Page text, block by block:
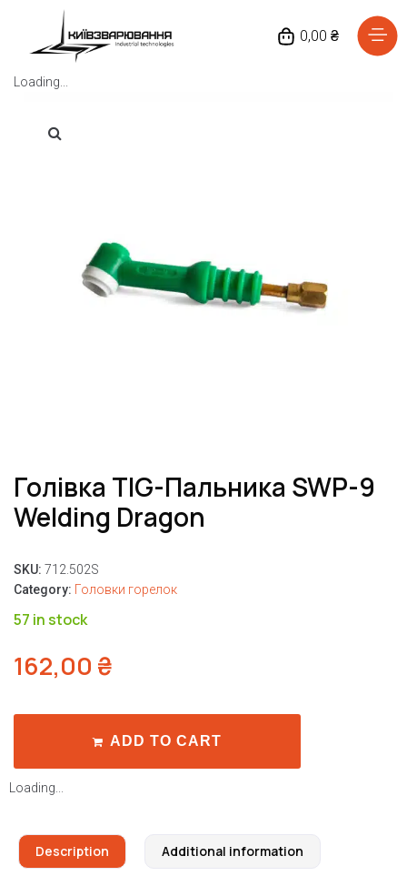
0,00 ₴
Loading...
Голівка TIG-Пальника SWP-9
Welding Dragon
SKU: 712.502S
Category: Головки горелок
57 in stock
162,00 ₴
ADD TO CART
Loading...
Description Additional information
Про нас
Доставка та оплата